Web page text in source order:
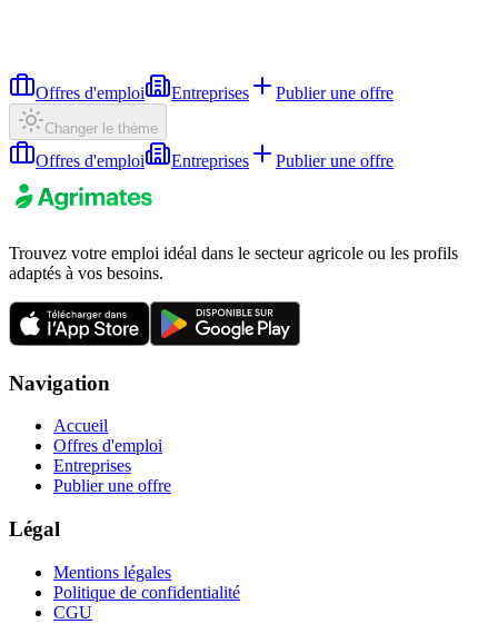
Offres d'emploi Entreprises Publier une offre
Changer le thème
Offres d'emploi Entreprises Publier une offre
Trouvez votre emploi idéal dans le secteur agricole ou les profils
adaptés à vos besoins.
Navigation
Accueil
Offres d'emploi
Entreprises
Publier une offre
Légal
Mentions légales
Politique de confidentialité
CGU